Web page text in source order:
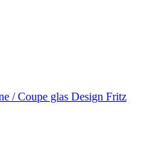
/ Coupe glas Design Fritz